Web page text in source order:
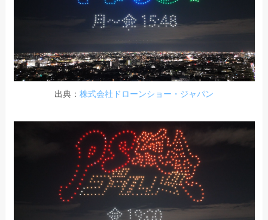
出典： 株式会社ドローンショー・ジャパン